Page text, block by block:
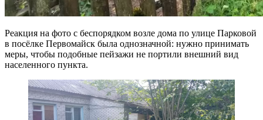
Реакция на фото с беспорядком возле дома по улице Парковой
в посёлке Первомайск была однозначной: нужно принимать
меры, чтобы подобные пейзажи не портили внешний вид
населенного пункта.